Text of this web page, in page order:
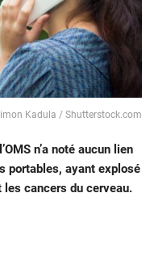
Kadula / Shutterstock.com
n’a noté aucun lien
portables, ayant explosé
les cancers du cerveau.